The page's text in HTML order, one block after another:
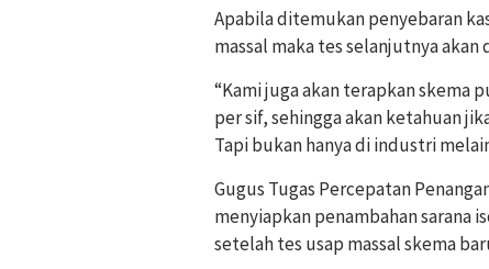
Apabila ditemukan penyebaran
massal maka tes selanjutnya
“Kami juga akan terapkan skema
per sif, sehingga akan ketahuan
Tapi bukan hanya di industri
Gugus Tugas Percepatan
menyiapkan penambahan sarana
setelah tes usap massal skema